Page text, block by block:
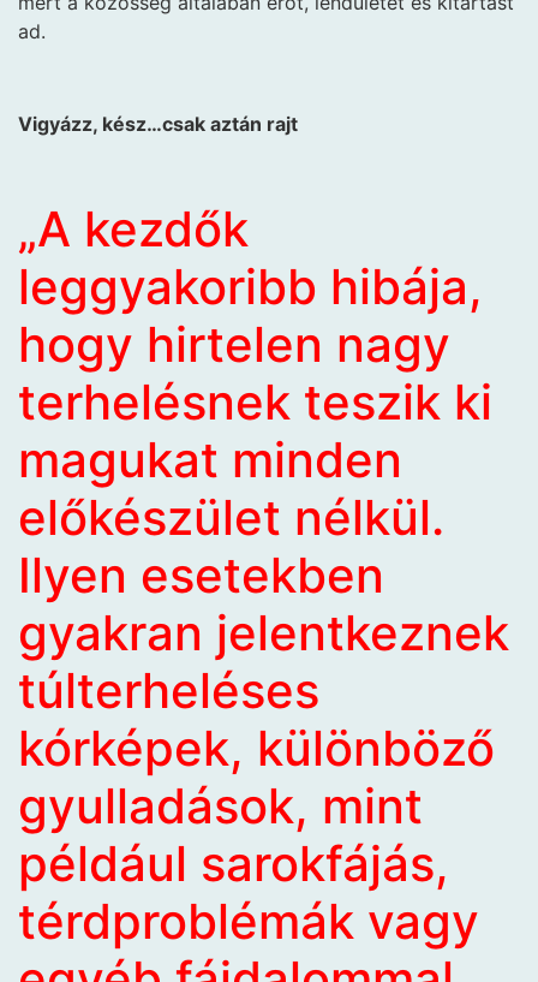
ad.
Vigyázz, kész…csak aztán rajt
„A kezdők
leggyakoribb hibája,
hogy hirtelen nagy
terhelésnek teszik ki
magukat minden
előkészület nélkül.
Ilyen esetekben
gyakran jelentkeznek
túlterheléses
kórképek, különböző
gyulladások, mint
például sarokfájás,
térdproblémák vagy